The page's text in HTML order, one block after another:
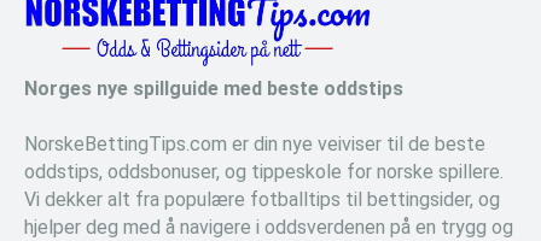
Norges nye spillguide med beste oddstips
NorskeBettingTips.com er din nye veiviser til de beste
oddstips, oddsbonuser, og tippeskole for norske spillere.
Vi dekker alt fra populære fotballtips til bettingsider, og
hjelper deg med å navigere i oddsverdenen på en trygg og